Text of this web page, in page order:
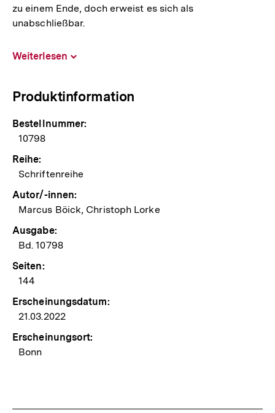
zu einem Ende, doch erweist es sich als
unabschließbar.
Weiterlesen
Produktinformation
Bestellnummer:
10798
Reihe:
Schriftenreihe
Autor/-innen:
Marcus Böick, Christoph Lorke
Ausgabe:
Bd. 10798
Seiten:
144
Erscheinungsdatum:
21.03.2022
Erscheinungsort:
Bonn